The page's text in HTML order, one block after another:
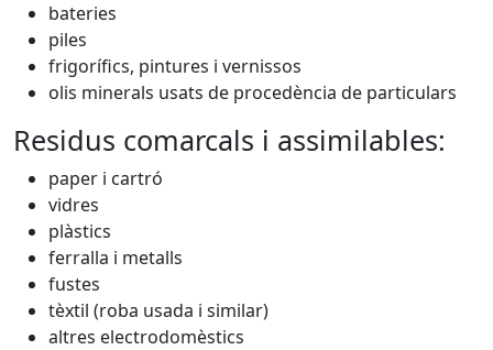
bateries
piles
frigorífics, pintures i vernissos
olis minerals usats de procedència de particulars
Residus comarcals i assimilables:
paper i cartró
vidres
plàstics
ferralla i metalls
fustes
tèxtil (roba usada i similar)
altres electrodomèstics